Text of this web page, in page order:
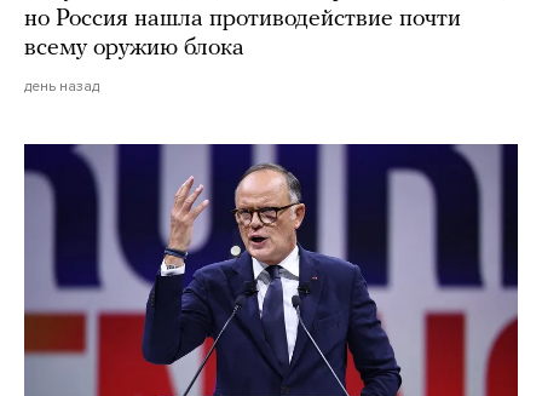
но Россия нашла противодействие почти
всему оружию блока
день назад